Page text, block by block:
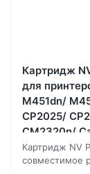
Картридж
для
M451dn/
CP2025/
CM2320n/
7210Cdn/
Картридж NV
совместимое